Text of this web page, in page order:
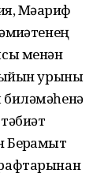
Мәғариф
менән
урыны